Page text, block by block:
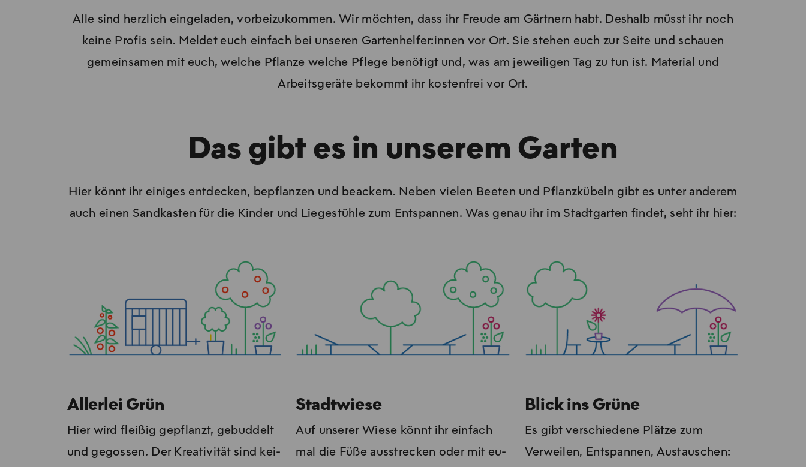
Alle sind herzlich eingeladen, vorbeizukommen. Wir möchten, dass ihr Freude am Gärtnern habt. Deshalb müsst ihr noch
keine Profis sein. Meldet euch einfach bei unseren Gartenhelfer:innen vor Ort. Sie stehen euch zur Seite und schauen
gemeinsamen mit euch, welche Pflanze welche Pflege benötigt und, was am jeweiligen Tag zu tun ist. Material und
Arbeitsgeräte bekommt ihr kostenfrei vor Ort.
Das gibt es in unserem Garten
Hier könnt ihr einiges ent­de­cken, be­pflan­zen und be­ackern. Neben vielen Beeten und Pflanzkübeln gibt es unter anderem
auch einen Sandkasten für die Kinder und Liegestühle zum Entspannen. Was ge­nau ihr im Stadt­gar­ten fin­det, seht ihr hier:
Allerlei Grün
Hier wird flei­ßig ge­pflanzt, ge­bud­delt
und ge­gos­sen. Der Krea­ti­vi­tät sind kei­
Stadtwiese
Auf un­se­rer Wie­se könnt ihr ein­fach
mal die Füße aus­stre­cken oder mit eu­
Blick ins Grüne
Es gibt verschiedene Plätze zum
Verweilen, Entspannen, Aus­tau­schen: